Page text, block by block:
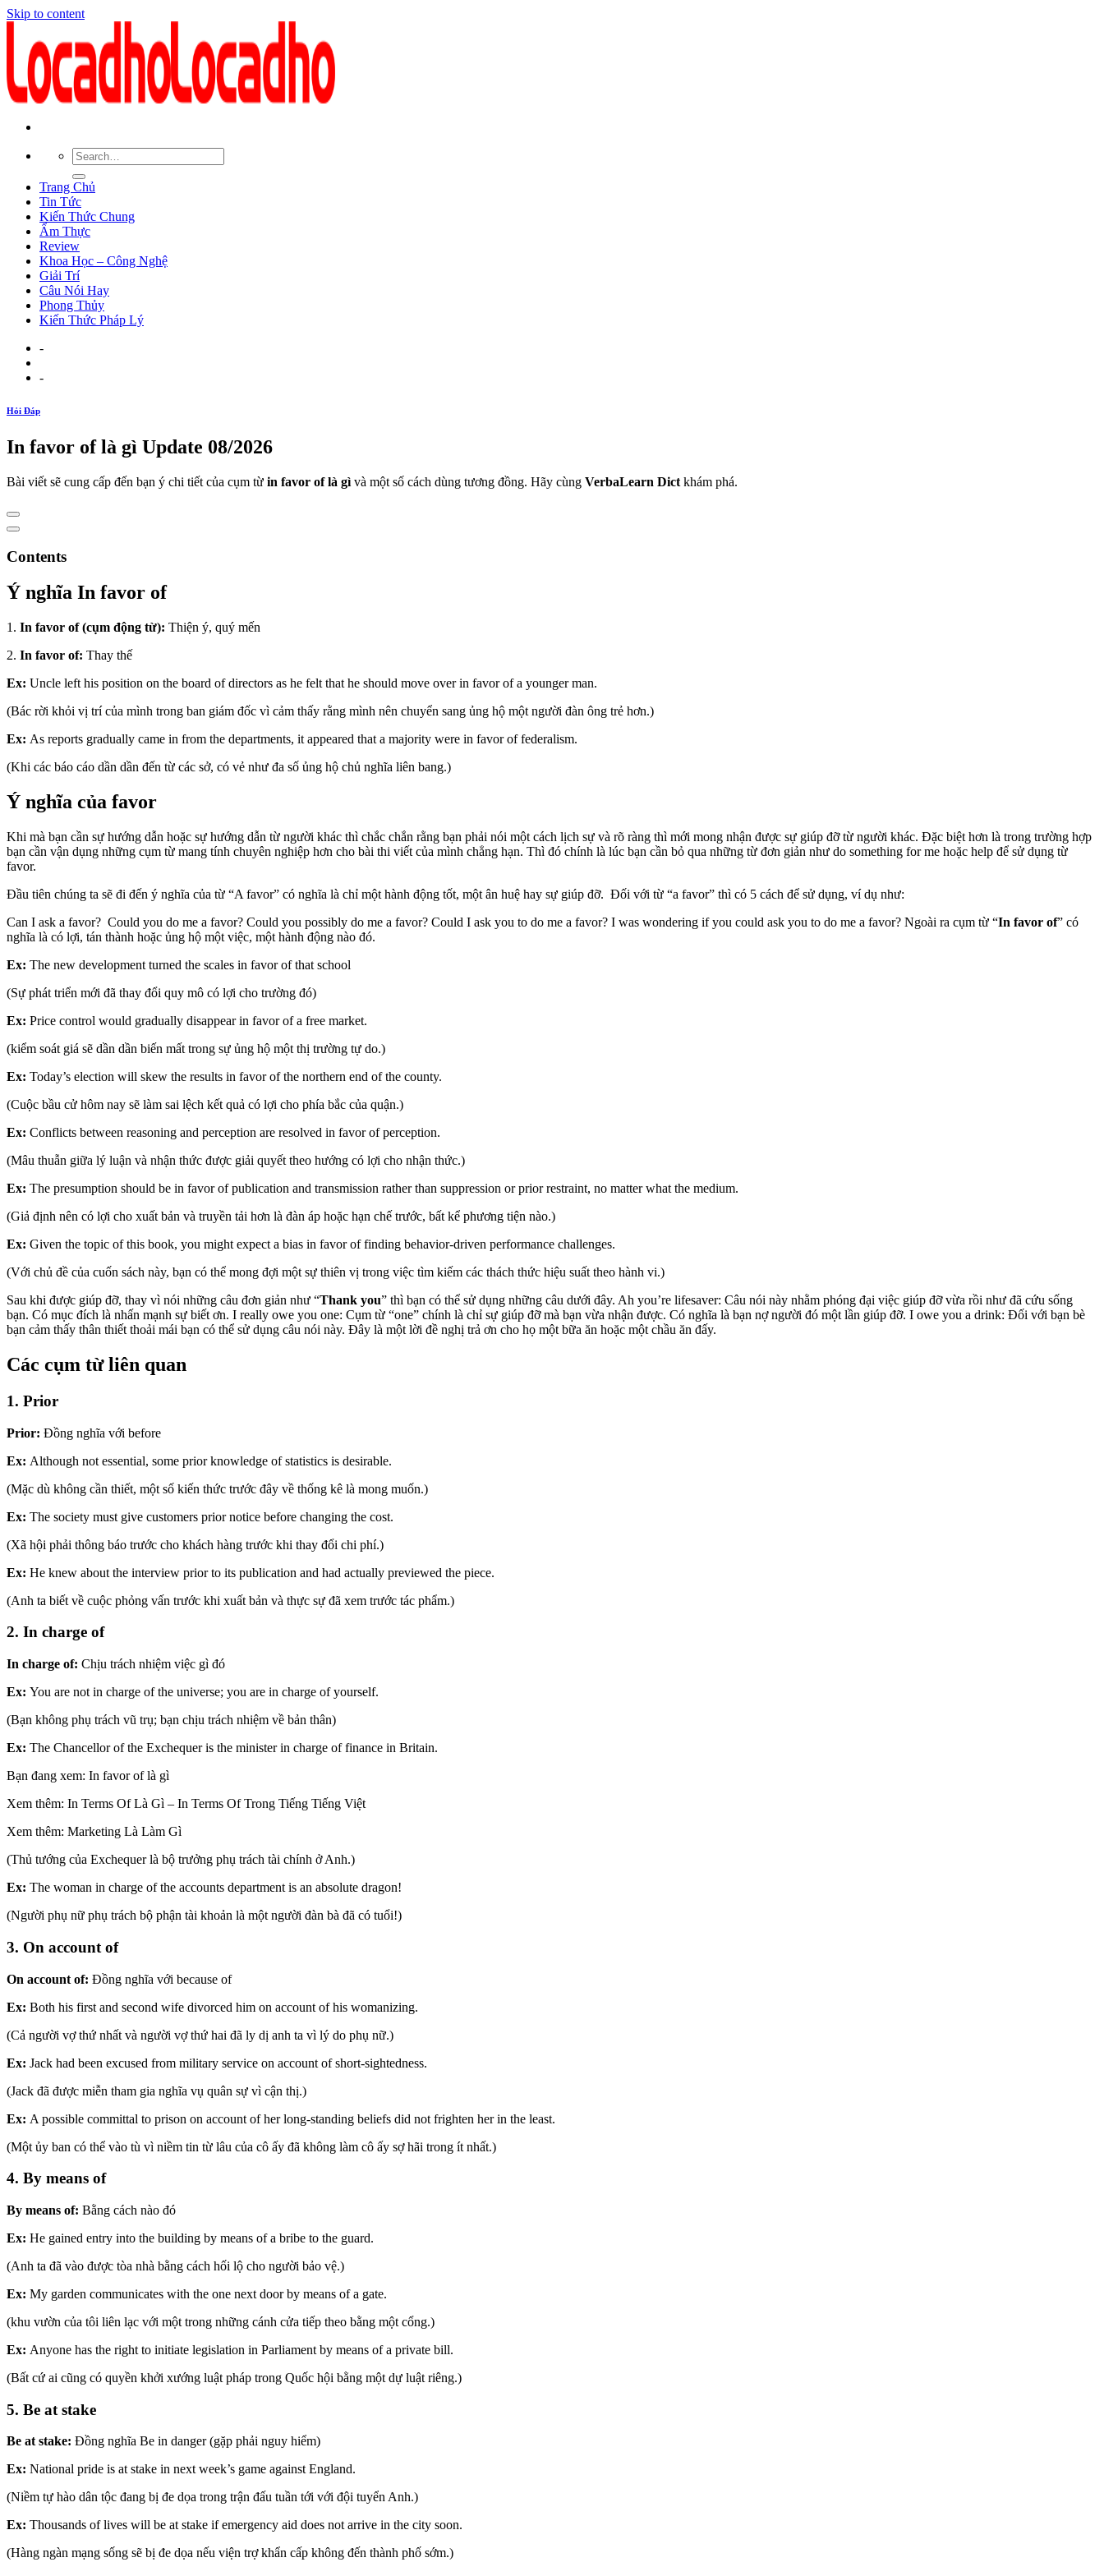
Skip to content
Trang Chủ
Tin Tức
Kiến Thức Chung
Ẩm Thực
Review
Khoa Học – Công Nghệ
Giải Trí
Câu Nói Hay
Phong Thủy
Kiến Thức Pháp Lý
-
-
Hỏi Đáp
In favor of là gì Update 08/2026
Bài viết sẽ cung cấp đến bạn ý chi tiết của cụm từ in favor of là gì và một số cách dùng tương đồng. Hãy cùng VerbaLearn Dict khám phá.
Contents
Ý nghĩa In favor of
1. In favor of (cụm động từ): Thiện ý, quý mến
2. In favor of: Thay thế
Ex: Uncle left his position on the board of directors as he felt that he should move over in favor of a younger man.
(Bác rời khỏi vị trí của mình trong ban giám đốc vì cảm thấy rằng mình nên chuyển sang ủng hộ một người đàn ông trẻ hơn.)
Ex: As reports gradually came in from the departments, it appeared that a majority were in favor of federalism.
(Khi các báo cáo dần dần đến từ các sở, có vẻ như đa số ủng hộ chủ nghĩa liên bang.)
Ý nghĩa của favor
Khi mà bạn cần sự hướng dẫn hoặc sự hướng dẫn từ người khác thì chắc chắn rằng bạn phải nói một cách lịch sự và rõ ràng thì mới mong nhận được sự giúp đỡ từ người khác. Đặc biệt hơn là trong trường hợp
bạn cần vận dụng những cụm từ mang tính chuyên nghiệp hơn cho bài thi viết của mình chẳng hạn. Thì đó chính là lúc bạn cần bỏ qua những từ đơn giản như do something for me hoặc help để sử dụng từ
favor.
Đầu tiên chúng ta sẽ đi đến ý nghĩa của từ “A favor” có nghĩa là chỉ một hành động tốt, một ân huệ hay sự giúp đỡ. Đối với từ “a favor” thì có 5 cách để sử dụng, ví dụ như:
Can I ask a favor? Could you do me a favor? Could you possibly do me a favor? Could I ask you to do me a favor? I was wondering if you could ask you to do me a favor? Ngoài ra cụm từ “In favor of” có
nghĩa là có lợi, tán thành hoặc ủng hộ một việc, một hành động nào đó.
Ex: The new development turned the scales in favor of that school
(Sự phát triển mới đã thay đổi quy mô có lợi cho trường đó)
Ex: Price control would gradually disappear in favor of a free market.
(kiểm soát giá sẽ dần dần biến mất trong sự ủng hộ một thị trường tự do.)
Ex: Today’s election will skew the results in favor of the northern end of the county.
(Cuộc bầu cử hôm nay sẽ làm sai lệch kết quả có lợi cho phía bắc của quận.)
Ex: Conflicts between reasoning and perception are resolved in favor of perception.
(Mâu thuẫn giữa lý luận và nhận thức được giải quyết theo hướng có lợi cho nhận thức.)
Ex: The presumption should be in favor of publication and transmission rather than suppression or prior restraint, no matter what the medium.
(Giả định nên có lợi cho xuất bản và truyền tải hơn là đàn áp hoặc hạn chế trước, bất kể phương tiện nào.)
Ex: Given the topic of this book, you might expect a bias in favor of finding behavior-driven performance challenges.
(Với chủ đề của cuốn sách này, bạn có thể mong đợi một sự thiên vị trong việc tìm kiếm các thách thức hiệu suất theo hành vi.)
Sau khi được giúp đỡ, thay vì nói những câu đơn giản như “Thank you” thì bạn có thể sử dụng những câu dưới đây. Ah you’re lifesaver: Câu nói này nhằm phóng đại việc giúp đỡ vừa rồi như đã cứu sống
bạn. Có mục đích là nhấn mạnh sự biết ơn. I really owe you one: Cụm từ “one” chính là chỉ sự giúp đỡ mà bạn vừa nhận được. Có nghĩa là bạn nợ người đó một lần giúp đỡ. I owe you a drink: Đối với bạn bè
bạn cảm thấy thân thiết thoải mái bạn có thể sử dụng câu nói này. Đây là một lời đề nghị trả ơn cho họ một bữa ăn hoặc một chầu ăn đấy.
Các cụm từ liên quan
1. Prior
Prior: Đồng nghĩa với before
Ex: Although not essential, some prior knowledge of statistics is desirable.
(Mặc dù không cần thiết, một số kiến thức trước đây về thống kê là mong muốn.)
Ex: The society must give customers prior notice before changing the cost.
(Xã hội phải thông báo trước cho khách hàng trước khi thay đổi chi phí.)
Ex: He knew about the interview prior to its publication and had actually previewed the piece.
(Anh ta biết về cuộc phỏng vấn trước khi xuất bản và thực sự đã xem trước tác phẩm.)
2. In charge of
In charge of: Chịu trách nhiệm việc gì đó
Ex: You are not in charge of the universe; you are in charge of yourself.
(Bạn không phụ trách vũ trụ; bạn chịu trách nhiệm về bản thân)
Ex: The Chancellor of the Exchequer is the minister in charge of finance in Britain.
Bạn đang xem: In favor of là gì
Xem thêm: In Terms Of Là Gì – In Terms Of Trong Tiếng Tiếng Việt
Xem thêm: Marketing Là Làm Gì
(Thủ tướng của Exchequer là bộ trưởng phụ trách tài chính ở Anh.)
Ex: The woman in charge of the accounts department is an absolute dragon!
(Người phụ nữ phụ trách bộ phận tài khoản là một người đàn bà đã có tuổi!)
3. On account of
On account of: Đồng nghĩa với because of
Ex: Both his first and second wife divorced him on account of his womanizing.
(Cả người vợ thứ nhất và người vợ thứ hai đã ly dị anh ta vì lý do phụ nữ.)
Ex: Jack had been excused from military service on account of short-sightedness.
(Jack đã được miễn tham gia nghĩa vụ quân sự vì cận thị.)
Ex: A possible committal to prison on account of her long-standing beliefs did not frighten her in the least.
(Một ủy ban có thể vào tù vì niềm tin từ lâu của cô ấy đã không làm cô ấy sợ hãi trong ít nhất.)
4. By means of
By means of: Bằng cách nào đó
Ex: He gained entry into the building by means of a bribe to the guard.
(Anh ta đã vào được tòa nhà bằng cách hối lộ cho người bảo vệ.)
Ex: My garden communicates with the one next door by means of a gate.
(khu vườn của tôi liên lạc với một trong những cánh cửa tiếp theo bằng một cổng.)
Ex: Anyone has the right to initiate legislation in Parliament by means of a private bill.
(Bất cứ ai cũng có quyền khởi xướng luật pháp trong Quốc hội bằng một dự luật riêng.)
5. Be at stake
Be at stake: Đồng nghĩa Be in danger (gặp phải nguy hiểm)
Ex: National pride is at stake in next week’s game against England.
(Niềm tự hào dân tộc đang bị đe dọa trong trận đấu tuần tới với đội tuyển Anh.)
Ex: Thousands of lives will be at stake if emergency aid does not arrive in the city soon.
(Hàng ngàn mạng sống sẽ bị đe dọa nếu viện trợ khẩn cấp không đến thành phố sớm.)